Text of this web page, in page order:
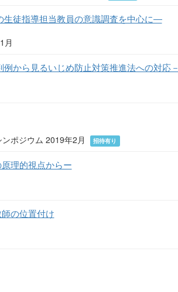
徒指導担当教員の意識調査を中心に―
月
から見るいじめ防止対策推進法への対応－
ポジウム 2019年2月
招待有り
理的視点からー
の位置付け